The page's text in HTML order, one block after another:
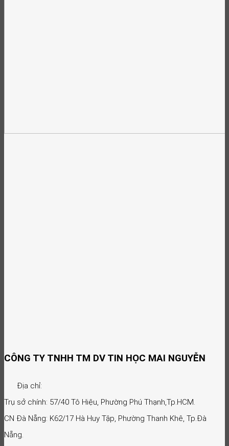
CÔNG TY TNHH TM DV TIN HỌC MAI NGUYỄN
Địa chỉ:
Trụ sở chính: 57/40 Tô Hiệu, Phường Phú Thạnh,Tp.HCM.
CN Đà Nẵng: K62/17 Hà Huy Tập, Phường Thanh Khê, Tp.Đà
Nẵng.